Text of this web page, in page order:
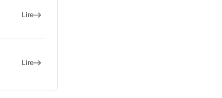
Lire
Lire